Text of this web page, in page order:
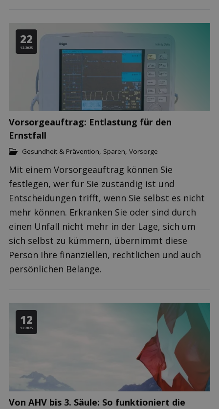
22
12.2025
Vorsorgeauftrag: Entlastung für den
Ernstfall
Gesundheit & Prävention Sparen Vorsorge
Mit einem Vorsorgeauftrag können Sie
festlegen, wer für Sie zuständig ist und
Entscheidungen trifft, wenn Sie selbst es nicht
mehr können. Erkranken Sie oder sind durch
einen Unfall nicht mehr in der Lage, sich um
sich selbst zu kümmern, übernimmt diese
Person Ihre finanziellen, rechtlichen und auch
persönlichen Belange.
12
12.2025
Von AHV bis 3. Säule: So funktioniert die